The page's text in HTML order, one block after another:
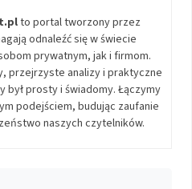
to portal tworzony przez
odnaleźć się w świecie
prywatnym, jak i firmom.
przejrzyste analizy i praktyczne
prosty i świadomy. Łączymy
podejściem, budując zaufanie
naszych czytelników.